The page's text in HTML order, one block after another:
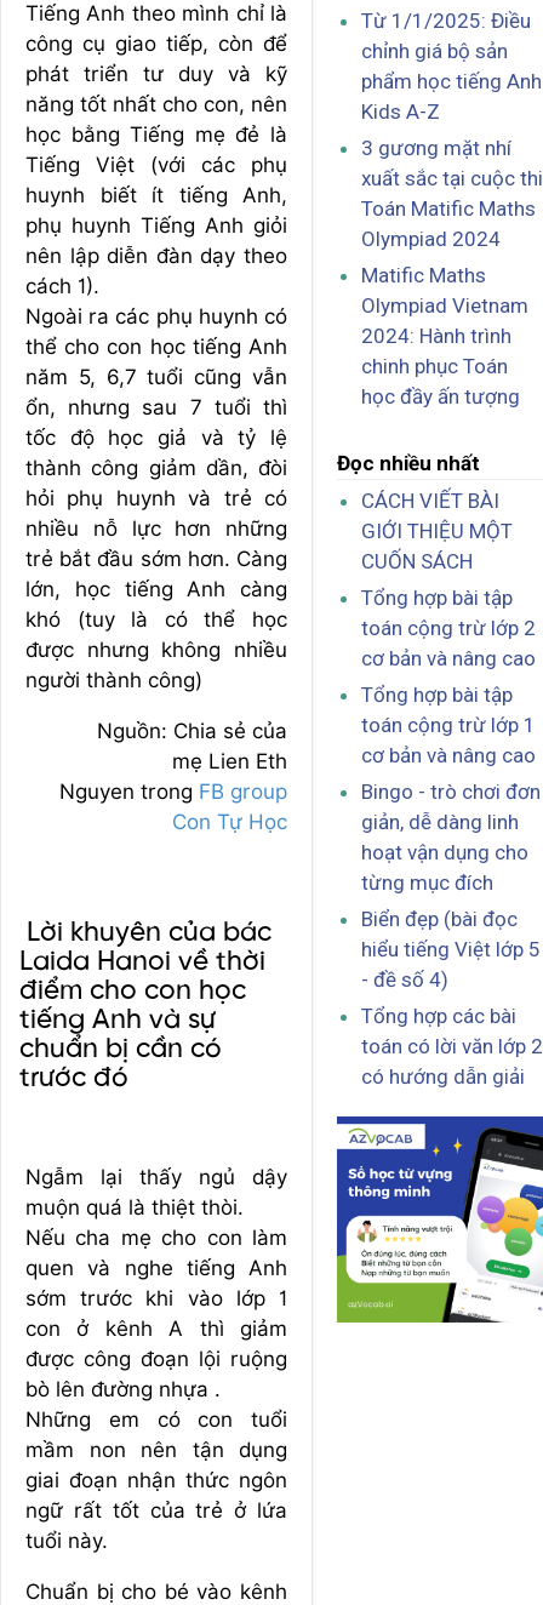
Tiếng Anh theo mình chỉ là
công cụ giao tiếp, còn để
phát triển tư duy và kỹ
năng tốt nhất cho con, nên
học bằng Tiếng mẹ đẻ là
Tiếng Việt (với các phụ
huynh biết ít tiếng Anh,
phụ huynh Tiếng Anh giỏi
nên lập diễn đàn dạy theo
cách 1).
Ngoài ra các phụ huynh có
thể cho con học tiếng Anh
năm 5, 6,7 tuổi cũng vẫn
ổn, nhưng sau 7 tuổi thì
tốc độ học giả và tỷ lệ
thành công giảm dần, đòi
hỏi phụ huynh và trẻ có
nhiều nỗ lực hơn những
trẻ bắt đầu sớm hơn. Càng
lớn, học tiếng Anh càng
khó (tuy là có thể học
được nhưng không nhiều
người thành công)
Nguồn: Chia sẻ của
mẹ Lien Eth
Nguyen trong FB group
Con Tự Học
Lời khuyên của bác
Laida Hanoi về thời
điểm cho con học
tiếng Anh và sự
chuẩn bị cần có
trước đó
Ngẫm lại thấy ngủ dậy
muộn quá là thiệt thòi.
Nếu cha mẹ cho con làm
quen và nghe tiếng Anh
sớm trước khi vào lớp 1
con ở kênh A thì giảm
được công đoạn lội ruộng
bò lên đường nhựa .
Những em có con tuổi
mầm non nên tận dụng
giai đoạn nhận thức ngôn
ngữ rất tốt của trẻ ở lứa
tuổi này.
Chuẩn bị cho bé vào kênh
Từ 1/1/2025: Điều
chỉnh giá bộ sản
phẩm học tiếng Anh
Kids A-Z
3 gương mặt nhí
xuất sắc tại cuộc thi
Toán Matific Maths
Olympiad 2024
Matific Maths
Olympiad Vietnam
2024: Hành trình
chinh phục Toán
học đầy ấn tượng
Đọc nhiều nhất
CÁCH VIẾT BÀI
GIỚI THIỆU MỘT
CUỐN SÁCH
Tổng hợp bài tập
toán cộng trừ lớp 2
cơ bản và nâng cao
Tổng hợp bài tập
toán cộng trừ lớp 1
cơ bản và nâng cao
Bingo - trò chơi đơn
giản, dễ dàng linh
hoạt vận dụng cho
từng mục đích
Biển đẹp (bài đọc
hiểu tiếng Việt lớp 5
- đề số 4)
Tổng hợp các bài
toán có lời văn lớp 2
có hướng dẫn giải